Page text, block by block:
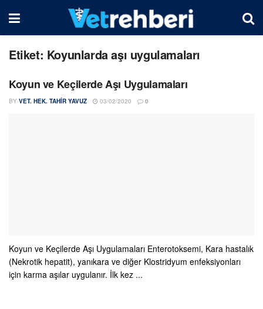
Etiket: Koyunlarda aşı uygulamaları
Koyun ve Keçilerde Aşı Uygulamaları
BY VET. HEK. TAHIR YAVUZ 03/02/2020 0
Koyun ve Keçilerde Aşı Uygulamaları Enterotoksemi, Kara hastalık
(Nekrotik hepatit), yanıkara ve diğer Klostridyum enfeksiyonları
için karma aşılar uygulanır. İlk kez ...